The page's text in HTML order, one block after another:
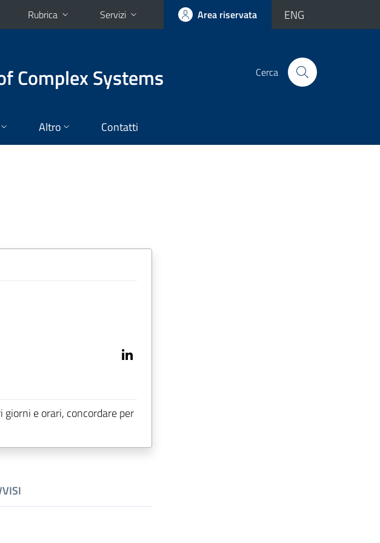
Rubrica Servizi Area riservata ENG
Complex Systems Cerca
Altro Contatti
e orari, concordare per